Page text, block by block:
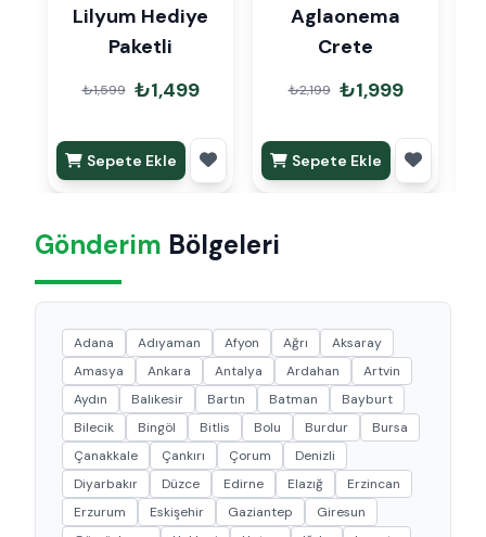
Lilyum Hediye
Paketli
₺1,599 ₺1,499
Sepete Ekle
Aglaonema
Crete
₺2,199 ₺1,999
Sepete Ekle
Gönderim Bölgeleri
Adana Adıyaman Afyon Ağrı
Aksaray
Amasya
Ankara Antalya Ardahan
Artvin
Aydın
Balıkesir Bartın Batman
Bayburt
Bilecik
Bingöl Bitlis Bolu Burdur
Bursa
Çanakkale
Çankırı Çorum
Denizli
Diyarbakır
Düzce Edirne Elazığ
Erzincan
Erzurum
Eskişehir Gaziantep
Giresun